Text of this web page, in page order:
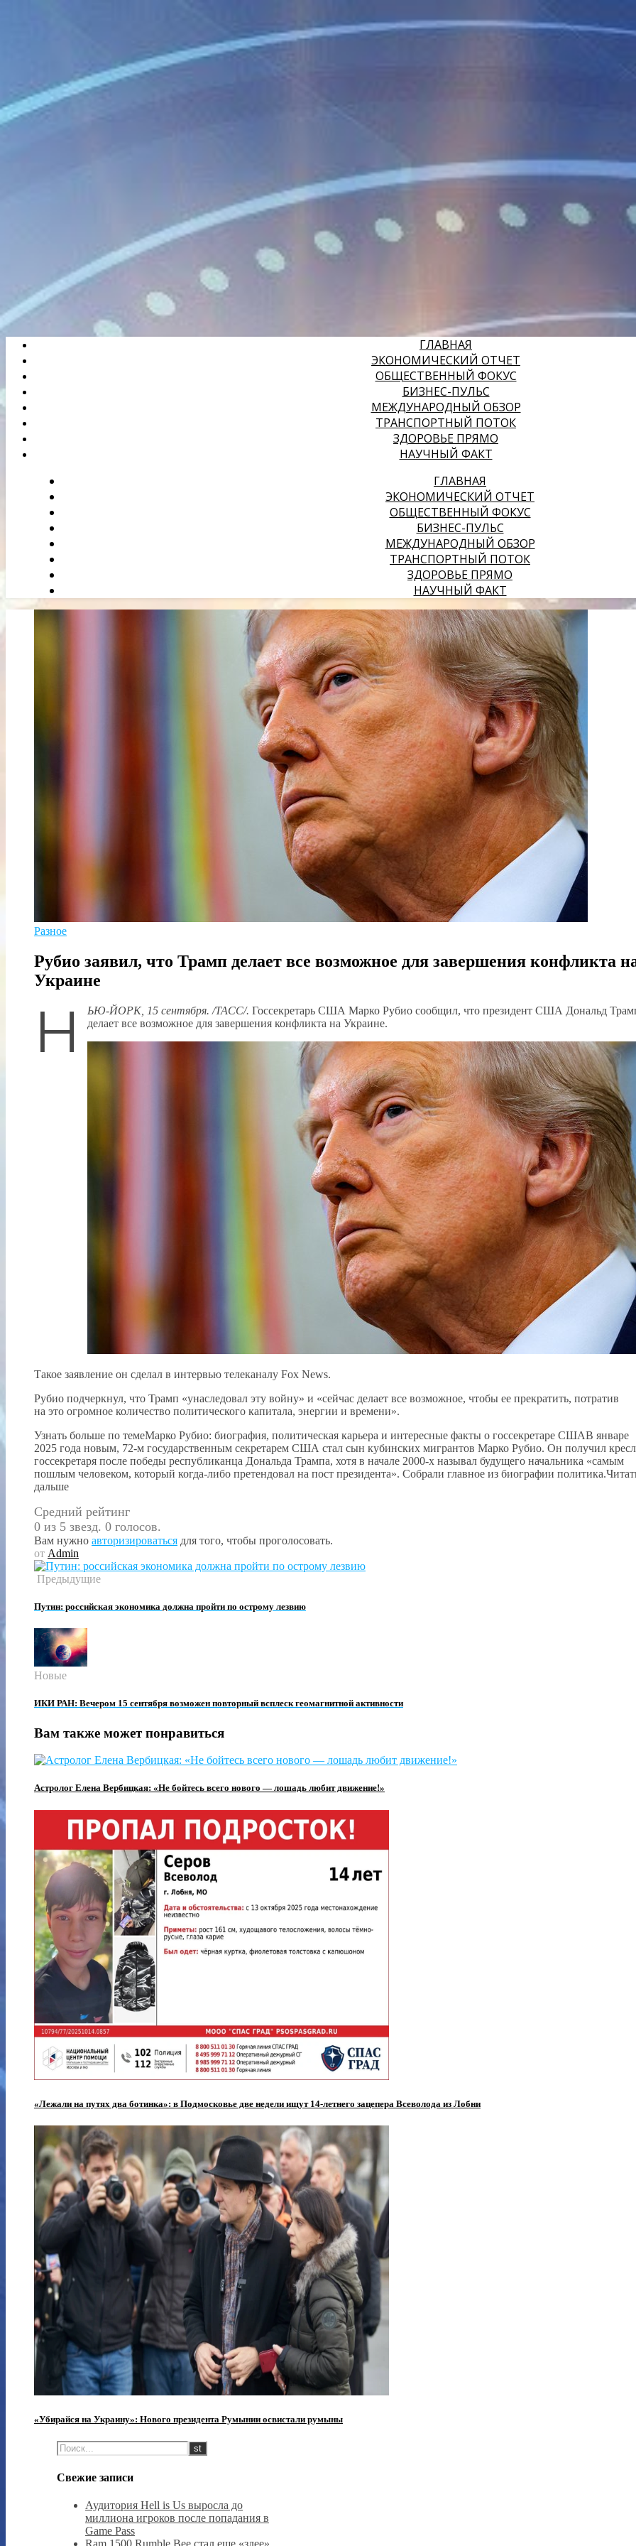
ГЛАВНАЯ
ЭКОНОМИЧЕСКИЙ ОТЧЕТ
ОБЩЕСТВЕННЫЙ ФОКУС
БИЗНЕС-ПУЛЬС
МЕЖДУНАРОДНЫЙ ОБЗОР
ТРАНСПОРТНЫЙ ПОТОК
ЗДОРОВЬЕ ПРЯМО
НАУЧНЫЙ ФАКТ
ГЛАВНАЯ
ЭКОНОМИЧЕСКИЙ ОТЧЕТ
ОБЩЕСТВЕННЫЙ ФОКУС
БИЗНЕС-ПУЛЬС
МЕЖДУНАРОДНЫЙ ОБЗОР
ТРАНСПОРТНЫЙ ПОТОК
ЗДОРОВЬЕ ПРЯМО
НАУЧНЫЙ ФАКТ
Разное
Рубио заявил, что Трамп делает все возможное для завершения конфликта
Украине
Н ЬЮ-ЙОРК, 15 сентября. /ТАСС/. Госсекретарь США Марко Рубио сообщил, что президент США Дональд
делает все возможное для завершения конфликта на Украине.
Такое заявление он сделал в интервью телеканалу Fox News.
Рубио подчеркнул, что Трамп «унаследовал эту войну» и «сейчас делает все возможное, чтобы ее прекратить, потратив
на это огромное количество политического капитала, энергии и времени».
Узнать больше по темеМарко Рубио: биография, политическая карьера и интересные факты о госсекретаре СШАВ январе
2025 года новым, 72-м государственным секретарем США стал сын кубинских мигрантов Марко Рубио. Он получил
госсекретаря после победы республиканца Дональда Трампа, хотя в начале 2000-х называл будущего начальника «самым
пошлым человеком, который когда-либо претендовал на пост президента». Собрали главное из биографии
дальше
Средний рейтинг
0 из 5 звезд. 0 голосов.
Вам нужно авторизироваться для того, чтобы проголосовать.
от Admin
Предыдущие
Путин: российская экономика должна пройти по острому лезвию
Новые
ИКИ РАН: Вечером 15 сентября возможен повторный всплеск геомагнитной активности
Вам также может понравиться
Астролог Елена Вербицкая: «Не бойтесь всего нового — лошадь любит движение!»
«Лежали на путях два ботинка»: в Подмосковье две недели ищут 14-летнего зацепера Всеволода из Лобни
«Убирайся на Украину»: Нового президента Румынии освистали румыны
Свежие записи
Аудитория Hell is Us выросла до
миллиона игроков после попадания в
Game Pass
Ram 1500 Rumble Bee стал еще «злее»